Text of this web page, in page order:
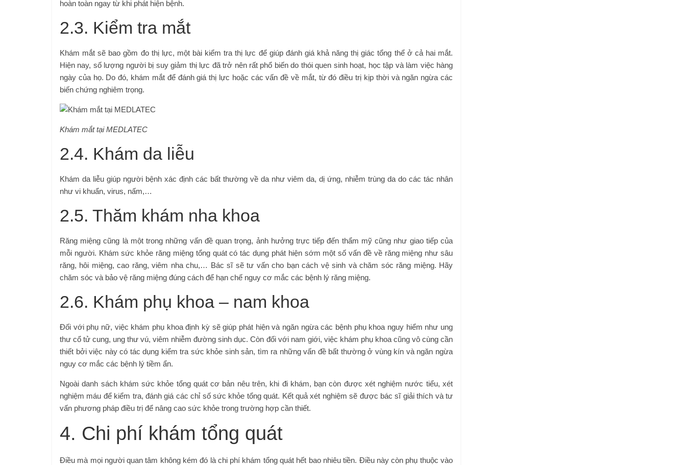
hoàn toàn ngay từ khi phát hiện bệnh.
2.3. Kiểm tra mắt
Khám mắt sẽ bao gồm đo thị lực, một bài kiểm tra thị lực để giúp đánh giá khả năng thị giác tổng thể ở cả hai mắt.
Hiện nay, số lượng người bị suy giảm thị lực đã trở nên rất phổ biến do thói quen sinh hoạt, học tập và làm việc hàng
ngày của họ. Do đó, khám mắt để đánh giá thị lực hoặc các vấn đề về mắt, từ đó điều trị kịp thời và ngăn ngừa các
biến chứng nghiêm trọng.
Khám mắt tại MEDLATEC
2.4. Khám da liễu
Khám da liễu giúp người bệnh xác định các bất thường về da như viêm da, dị ứng, nhiễm trùng da do các tác nhân
như vi khuẩn, virus, nấm,…
2.5. Thăm khám nha khoa
Răng miệng cũng là một trong những vấn đề quan trọng, ảnh hưởng trực tiếp đến thẩm mỹ cũng như giao tiếp của
mỗi người. Khám sức khỏe răng miệng tổng quát có tác dụng phát hiện sớm một số vấn đề về răng miệng như sâu
răng, hôi miệng, cao răng, viêm nha chu,… Bác sĩ sẽ tư vấn cho bạn cách vệ sinh và chăm sóc răng miệng. Hãy
chăm sóc và bảo vệ răng miệng đúng cách để hạn chế nguy cơ mắc các bệnh lý răng miệng.
2.6. Khám phụ khoa – nam khoa
Đối với phụ nữ, việc khám phụ khoa định kỳ sẽ giúp phát hiện và ngăn ngừa các bệnh phụ khoa nguy hiểm như ung
thư cổ tử cung, ung thư vú, viêm nhiễm đường sinh dục. Còn đối với nam giới, việc khám phụ khoa cũng vô cùng cần
thiết bởi việc này có tác dụng kiểm tra sức khỏe sinh sản, tìm ra những vấn đề bất thường ở vùng kín và ngăn ngừa
nguy cơ mắc các bệnh lý tiềm ẩn.
Ngoài danh sách khám sức khỏe tổng quát cơ bản nêu trên, khi đi khám, bạn còn được xét nghiệm nước tiểu, xét
nghiệm máu để kiểm tra, đánh giá các chỉ số sức khỏe tổng quát. Kết quả xét nghiệm sẽ được bác sĩ giải thích và tư
vấn phương pháp điều trị để nâng cao sức khỏe trong trường hợp cần thiết.
4. Chi phí khám tổng quát
Điều mà mọi người quan tâm không kém đó là chi phí khám tổng quát hết bao nhiêu tiền. Điều này còn phụ thuộc vào